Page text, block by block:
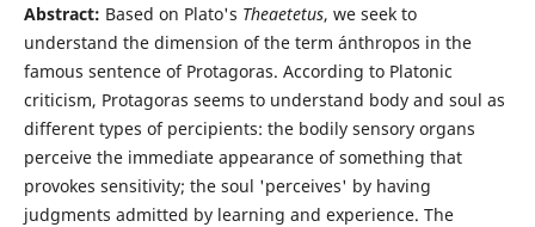
Abstract: Based on Plato's Theaetetus, we seek to
understand the dimension of the term ánthropos in the
famous sentence of Protagoras. According to Platonic
criticism, Protagoras seems to understand body and soul as
different types of percipients: the bodily sensory organs
perceive the immediate appearance of something that
provokes sensitivity; the soul 'perceives' by having
judgments admitted by learning and experience. The